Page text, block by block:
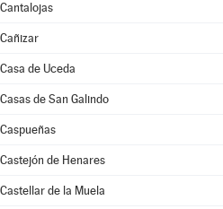
Cantalojas
Cañizar
Casa de Uceda
Casas de San Galindo
Caspueñas
Castejón de Henares
Castellar de la Muela